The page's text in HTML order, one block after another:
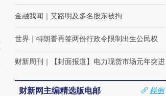
金融我闻 ｜ 艾路明及多名股东被拘
世界 ｜ 特朗普再签两份行政令限制出生公民权
财新周刊 ｜ 【封面报道】电力现货市场元年突进
财新网主编精选版电邮
样例